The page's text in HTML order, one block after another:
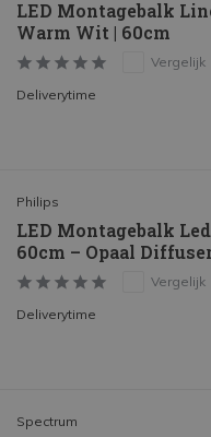
LED Montagebalk
Warm Wit | 60cm
Vergelijk
Deliverytime
Philips
LED Montagebalk
60cm – Opaal
Vergelijk
Deliverytime
Spectrum